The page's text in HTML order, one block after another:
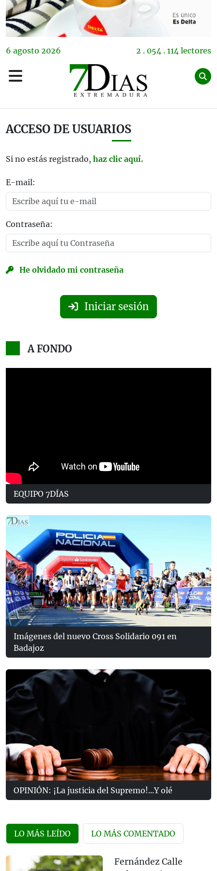
6 agosto 2026 2 . 054 . 114 lectores
ACCESO DE USUARIOS
Si no estás registrado, haz clic aquí.
E-mail:
Contraseña:
He olvidado mi contraseña
Iniciar sesión
A FONDO
EQUIPO 7DÍAS
Imágenes del nuevo Cross Solidario 091 en
Badajoz
OPINIÓN: ¡La justicia del Supremo!...Y olé
LO MÁS LEÍDO LO MÁS COMENTADO
Fernández Calle